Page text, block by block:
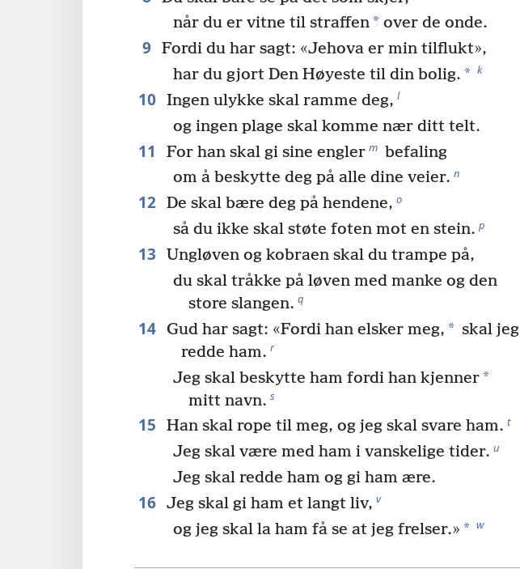
når du er vitne til straffen* over de onde.
9 Fordi du har sagt: «Jehova er min tilflukt»,
har du gjort Den Høyeste til din bolig. * k
10 Ingen ulykke skal ramme deg, l
og ingen plage skal komme nær ditt telt.
11 For han skal gi sine engler m befaling
om å beskytte deg på alle dine veier. n
12 De skal bære deg på hendene, o
så du ikke skal støte foten mot en stein. p
13
Ungløven og kobraen skal du trampe på,
du skal tråkke på løven med manke og den
store slangen. q
14 Gud har sagt: «Fordi han elsker meg, * skal jeg
redde ham. r
Jeg skal beskytte ham fordi han kjenner*
mitt navn. s
15 Han skal rope til meg, og jeg skal svare ham. t
Jeg skal være med ham i vanskelige tider. u
Jeg skal redde ham og gi ham ære.
16 Jeg skal gi ham et langt liv, v
og jeg skal la ham få se at jeg frelser.» * w